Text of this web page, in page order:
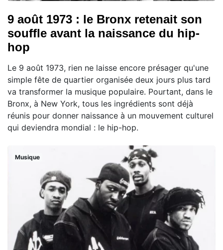
9 août 1973 : le Bronx retenait son
souffle avant la naissance du hip-
hop
Le 9 août 1973, rien ne laisse encore présager qu'une
simple fête de quartier organisée deux jours plus tard
va transformer la musique populaire. Pourtant, dans le
Bronx, à New York, tous les ingrédients sont déjà
réunis pour donner naissance à un mouvement culturel
qui deviendra mondial : le hip-hop.
Musique